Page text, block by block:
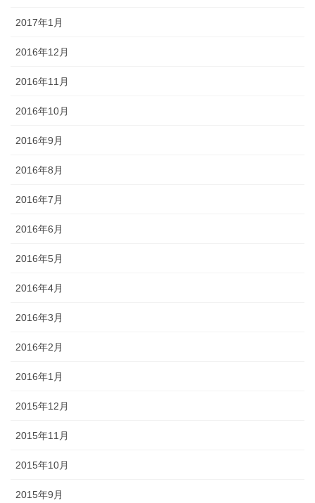
2017年1月
2016年12月
2016年11月
2016年10月
2016年9月
2016年8月
2016年7月
2016年6月
2016年5月
2016年4月
2016年3月
2016年2月
2016年1月
2015年12月
2015年11月
2015年10月
2015年9月